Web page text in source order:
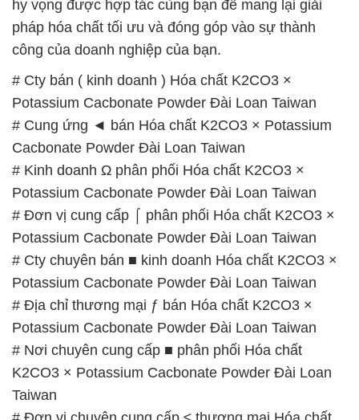
Potassium Cacbonate Powder Đài Loan Taiwan
# Cung ứng ◄ bán Hóa chất K2CO3 × Potassium
Cacbonate Powder Đài Loan Taiwan
# Kinh doanh Ω phân phối Hóa chất K2CO3 ×
Potassium Cacbonate Powder Đài Loan Taiwan
# Đơn vị cung cấp ⌠ phân phối Hóa chất K2CO3 ×
Potassium Cacbonate Powder Đài Loan Taiwan
# Cty chuyên bán ■ kinh doanh Hóa chất K2CO3 ×
Potassium Cacbonate Powder Đài Loan Taiwan
# Địa chỉ thương mại ƒ bán Hóa chất K2CO3 ×
Potassium Cacbonate Powder Đài Loan Taiwan
# Nơi chuyên cung cấp ■ phân phối Hóa chất
K2CO3 × Potassium Cacbonate Powder Đài Loan
Taiwan
# Đơn vị chuyên cung cấp ≤ thương mại Hóa chất
K2CO3 × Potassium Cacbonate Powder Đài Loan
# Công ty chuyên phân phối ♥ kinh doanh Hóa chất
K2CO3 × Potassium Cacbonate Powder Đài Loan